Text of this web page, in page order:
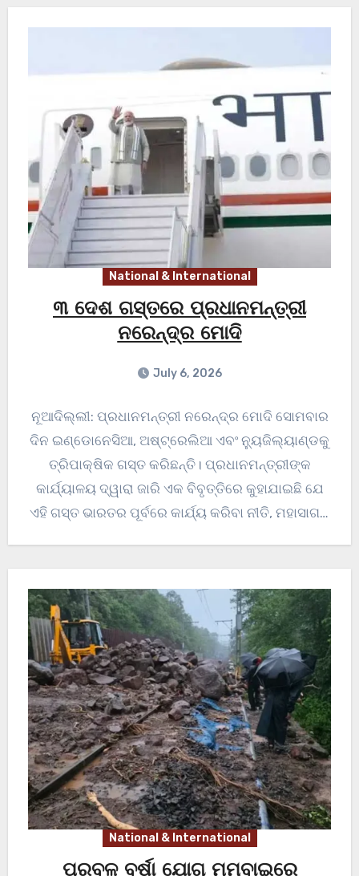
National & International
୩ ଦେଶ ଗସ୍ତରେ ପ୍ରଧାନମନ୍ତ୍ରୀ
ନରେନ୍ଦ୍ର ମୋଦି
July 6, 2026
ନୂଆଦିଲ୍ଲୀ: ପ୍ରଧାନମନ୍ତ୍ରୀ ନରେନ୍ଦ୍ର ମୋଦି ସୋମବାର
ଦିନ ଇଣ୍ଡୋନେସିଆ, ଅଷ୍ଟ୍ରେଲିଆ ଏବଂ ନ୍ୟୁଜିଲ୍ୟାଣ୍ଡକୁ
ତ୍ରିପାକ୍ଷିକ ଗସ୍ତ କରିଛନ୍ତି। ପ୍ରଧାନମନ୍ତ୍ରୀଙ୍କ
କାର୍ଯ୍ୟାଳୟ ଦ୍ୱାରା ଜାରି ଏକ ବିବୃତ୍ତିରେ କୁହାଯାଇଛି ଯେ
ଏହି ଗସ୍ତ ଭାରତର ପୂର୍ବରେ କାର୍ଯ୍ୟ କରିବା ନୀତି, ମହାସାଗର
National & International
ପ୍ରବଳ ବର୍ଷା ଯୋଗୁ ମୁମ୍ବାଇରେ